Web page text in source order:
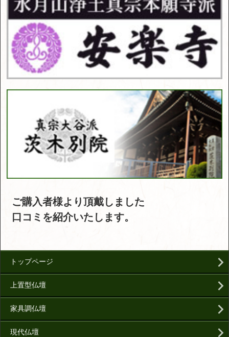
ご購入者様より頂戴しました
口コミを紹介いたします。
トップページ
上置型仏壇
家具調仏壇
現代仏壇